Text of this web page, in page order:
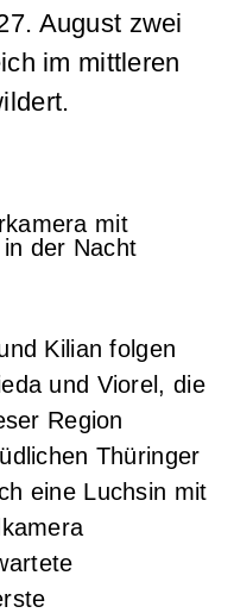
August zwei
im mittleren
Kilian folgen
und Viorel, die
Region
Thüringer
eine Luchsin mit